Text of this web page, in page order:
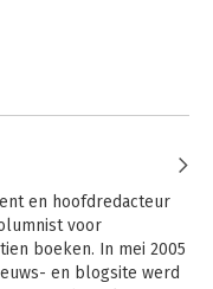
en hoofdredacteur
voor
boeken. In mei 2005
en blogsite werd